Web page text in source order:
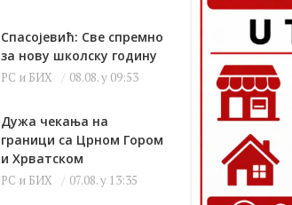
Спасојевић: Све спремно
за нову школску годину
РС и БИХ 08.08. у 09:53
Дужа чекања на
граници са Црном Гором
и Хрватском
РС и БИХ 07.08. у 13:35